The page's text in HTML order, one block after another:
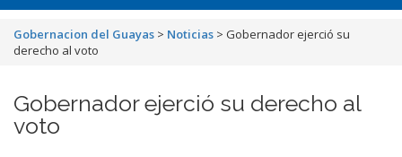
Gobernacion del Guayas > Noticias > Gobernador ejerció su
derecho al voto
Gobernador ejerció su derecho al
voto